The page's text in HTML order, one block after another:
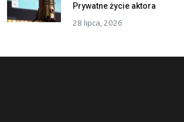
Prywatne życie aktora
28 lipca, 2026